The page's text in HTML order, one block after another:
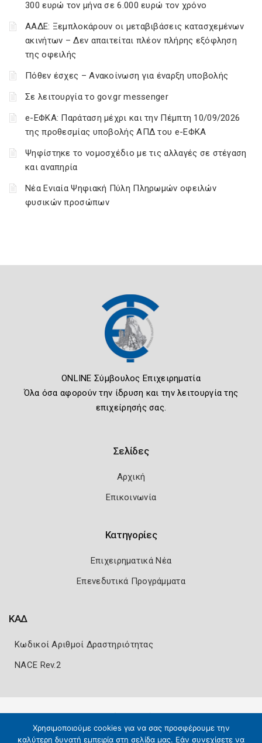
300 ευρώ τον μήνα σε 6.000 ευρώ τον χρόνο
ΑΑΔΕ: Ξεμπλοκάρουν οι μεταβιβάσεις κατασχεμένων
ακινήτων – Δεν απαιτείται πλέον πλήρης εξόφληση
της οφειλής
Πόθεν έσχες – Ανακοίνωση για έναρξη υποβολής
Σε λειτουργία το gov.gr messenger
e-ΕΦΚΑ: Παράταση μέχρι και την Πέμπτη 10/09/2026
της προθεσμίας υποβολής ΑΠΔ του e-ΕΦΚΑ
Ψηφίστηκε το νομοσχέδιο με τις αλλαγές σε στέγαση
και αναπηρία
Νέα Ενιαία Ψηφιακή Πύλη Πληρωμών οφειλών
φυσικών προσώπων
ONLINE Σύμβουλος Επιχειρηματία
Όλα όσα αφορούν την ίδρυση και την λειτουργία της
επιχείρησής σας.
Σελίδες
Αρχική
Επικοινωνία
Κατηγορίες
Επιχειρηματικά Νέα
Επενεδυτικά Προγράμματα
ΚΑΔ
Κωδικοί Αριθμοί Δραστηριότητας
NACE Rev.2
Χρησιμοποιούμε cookies για να σας προσφέρουμε την
καλύτερη δυνατή εμπειρία στη σελίδα μας. Εάν συνεχίσετε να
Copyright 2026 Knowledge A.E.